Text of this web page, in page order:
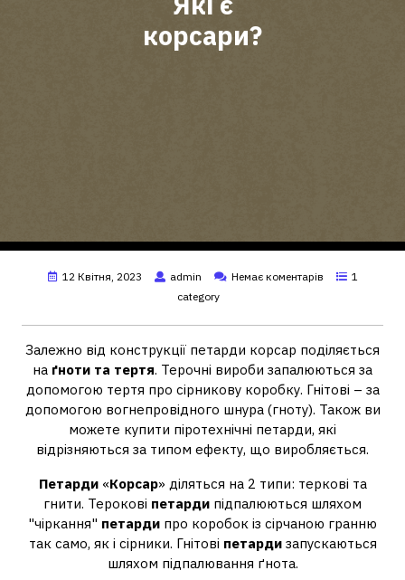
корсари?
12 Квітня, 2023 admin Немає коментарів
1
category
Залежно від конструкції петарди корсар поділяється
на ґноти та тертя. Терочні вироби запалюються за
допомогою тертя про сірникову коробку. Гнітові – за
допомогою вогнепровідного шнура (гноту). Також ви
можете купити піротехнічні петарди, які
відрізняються за типом ефекту, що виробляється.
Петарди«Корсар» діляться на 2 типи: теркові та
гнити. Терокові петарди підпалюються шляхом
"чіркання" петарди про коробок із сірчаною гранню
так само, як і сірники. Гнітові петардизапускаються
шляхом підпалювання ґнота.